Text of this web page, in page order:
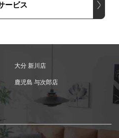
ービス
大分 新川店
鹿児島 与次郎店